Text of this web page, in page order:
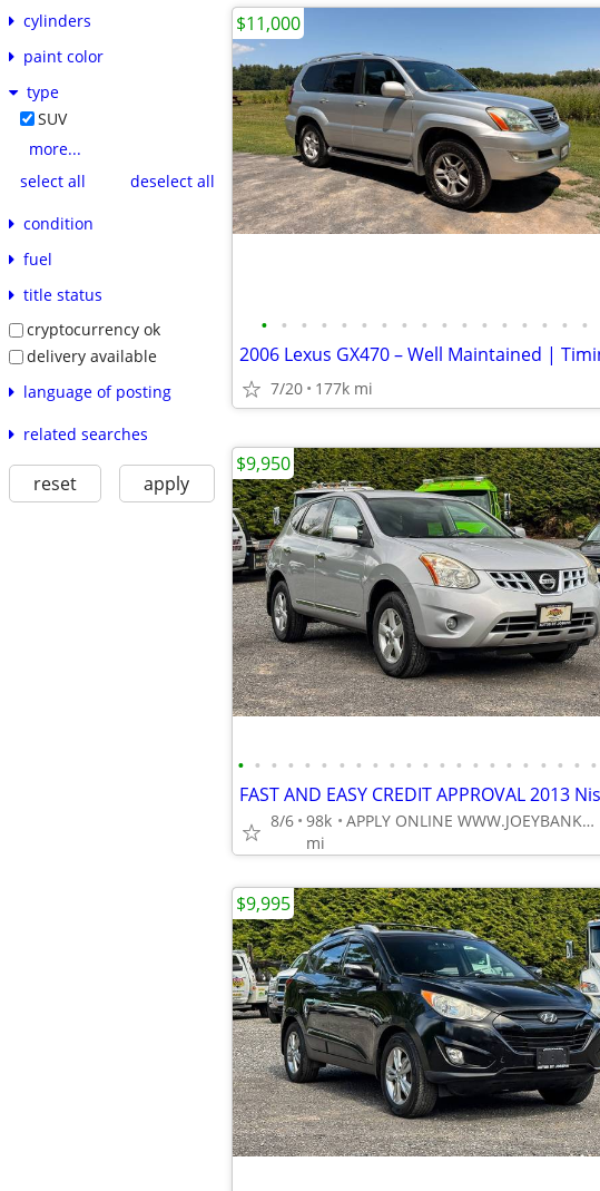
cylinders
paint color
type
SUV
more...
select all
deselect all
condition
fuel
title status
cryptocurrency ok
delivery available
language of posting
related searches
reset apply
• • • • • • • • • • • • • • • • •
7/20 177k mi
$11,000
• • • • • • • • • • • • • • • • • • • • • •
8/6 98k
mi
APPLY ONLINE WWW.JOEYBANK.COM OR MAKE CASH OFFER
$9,950
$9,995